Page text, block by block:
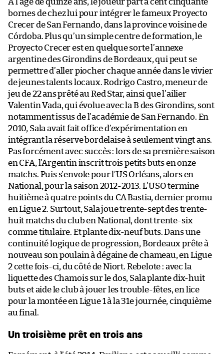
bornes de chez lui pour intégrer le fameux Proyecto
Crecer de San Fernando, dans la province voisine de
Córdoba. Plus qu’un simple centre de formation, le
Proyecto Crecer est en quelque sorte l’annexe
argentine des Girondins de Bordeaux, qui peut se
permettre d’aller piocher chaque année dans le vivier
de jeunes talents locaux. Rodrigo Castro, meneur de
jeu de 22 ans prêté au Red Star, ainsi que l’ailier
Valentin Vada, qui évolue avec la B des Girondins, sont
notamment issus de l’académie de San Fernando. En
2010, Sala avait fait office d’expérimentation en
intégrant la réserve bordelaise à seulement vingt ans.
Pas forcément avec succès : lors de sa première saison
en CFA, l’Argentin inscrit trois petits buts en onze
matchs. Puis s’envole pour l’US Orléans, alors en
National, pour la saison 2012-2013. L’USO termine
huitième à quatre points du CA Bastia, dernier promu
en Ligue 2. Surtout, Sala joue trente-sept des trente-
huit matchs du club en National, dont trente-six
comme titulaire. Et plante dix-neuf buts. Dans une
continuité logique de progression, Bordeaux prête à
nouveau son poulain à dégaine de chameau, en Ligue
2 cette fois-ci, du côté de Niort. Rebelote : avec la
liquette des Chamois sur le dos, Sala plante dix-huit
buts et aide le club à jouer les trouble-fêtes, en lice
pour la montée en Ligue 1 à la 31e journée, cinquième
au final.
Un troisième prêt en trois ans